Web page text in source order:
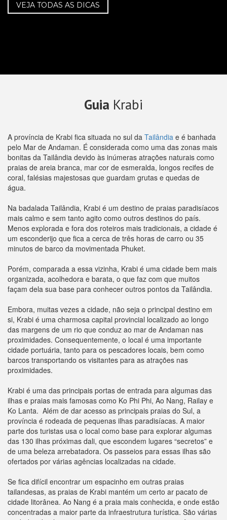
VEJA TODAS AS DICAS
Guia Krabi
A província de Krabi fica situada no sul da Tailândia e é banhada
pelo Mar de Andaman. É considerada como uma das zonas mais
bonitas da Tailândia devido às inúmeras atrações naturais como
praias de areia branca, mar cor de esmeralda, longos recifes de
coral, falésias majestosas que guardam grutas e quedas de
água.
Na badalada Tailândia, Krabi é um destino de praias paradisíacos
mais calmo e sem tanto agito como outros destinos do país.
Menos explorada e fora dos roteiros mais tradicionais, a cidade é
um esconderijo que fica a cerca de três horas de carro ou 35
minutos de barco da movimentada Phuket.
Porém, comparada a essa vizinha, Krabi é uma cidade bem mais
organizada, acolhedora e barata, o que faz com que muitos
façam dela sua base para conhecer outros pontos da Tailândia.
Embora, muitas vezes a cidade, não seja o principal destino em
si, Krabi é uma charmosa capital provincial localizado ao longo
das margens de um rio que conduz ao mar de Andaman nas
proximidades. Consequentemente, o local é uma importante
cidade portuária, tanto para os pescadores locais, bem como
barcos transportando os visitantes para as atrações nas
proximidades.
Krabi é uma das principais portas de entrada para algumas das
ilhas e praias mais famosas como Ko Phi Phi, Ao Nang, Railay e
Ko Lanta. Além de dar acesso as principais praias do Sul, a
província é rodeada de pequenas ilhas paradisíacas. A maior
parte dos turistas usa o local como base para explorar algumas
das 130 ilhas próximas dali, que escondem lugares “secretos” e
de uma beleza arrebatadora. Os passeios para essas ilhas são
ofertados por várias agências localizadas na cidade.
Se fica difícil encontrar um espacinho em outras praias
tailandesas, as praias de Krabi mantém um certo ar pacato de
cidade litorânea. Ao Nang é a praia mais conhecida, e onde estão
concentradas a maior parte da infraestrutura turística. São várias